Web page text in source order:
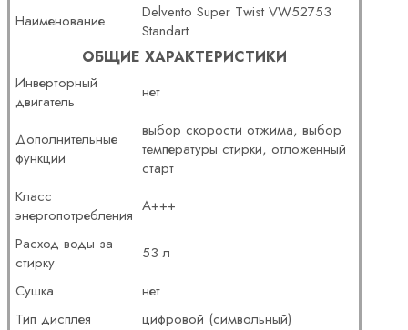
Наименование
Delvento Super Twist VW52753
Standart
ОБЩИЕ ХАРАКТЕРИСТИКИ
Инверторный
двигатель
нет
Дополнительные
функции
выбор скорости отжима, выбор
температуры стирки, отложенный
старт
Класс
энергопотребления A+++
Расход воды за
стирку
53 л
Сушка
нет
Тип дисплея
цифровой (символьный)